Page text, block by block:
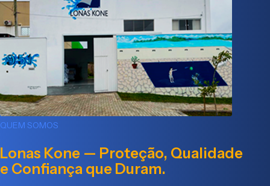
QUEM SOMOS
Lonas Kone — Proteção, Qualidade
e Confiança que Duram.